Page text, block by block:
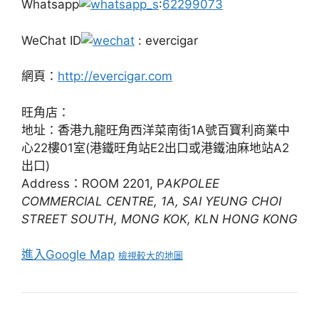
Whatsapp :62299073
WeChat ID : evercigar
網頁： http://evercigar.com
旺角店：
地址：香港九龍旺角西洋菜南街1A號百寶利商業中
心22樓01室(港鐵旺角站E2出口或港鐵油麻地站A2
出口)
Address：ROOM 2201, PAKPOLEE
COMMERCIAL CENTRE, 1A, SAI YEUNG CHOI
STREET SOUTH, MONG KOK, KLN HONG KONG
進入Google Map 檢視較大的地圖